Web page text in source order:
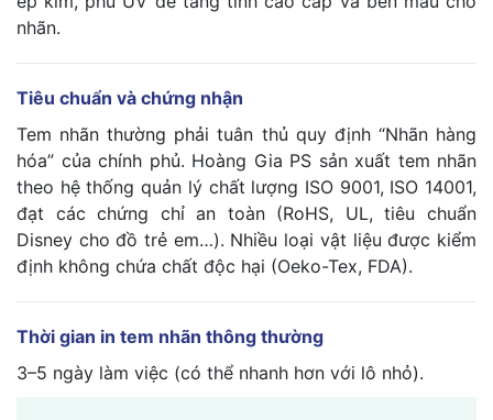
nhãn.
Tiêu chuẩn và chứng nhận
Tem nhãn thường phải tuân thủ quy định “Nhãn hàng
hóa” của chính phủ. Hoàng Gia PS sản xuất tem nhãn
theo hệ thống quản lý chất lượng ISO 9001, ISO 14001,
đạt các chứng chỉ an toàn (RoHS, UL, tiêu chuẩn
Disney cho đồ trẻ em…). Nhiều loại vật liệu được kiểm
định không chứa chất độc hại (Oeko-Tex, FDA).
Thời gian in tem nhãn thông thường
3–5 ngày làm việc (có thể nhanh hơn với lô nhỏ).